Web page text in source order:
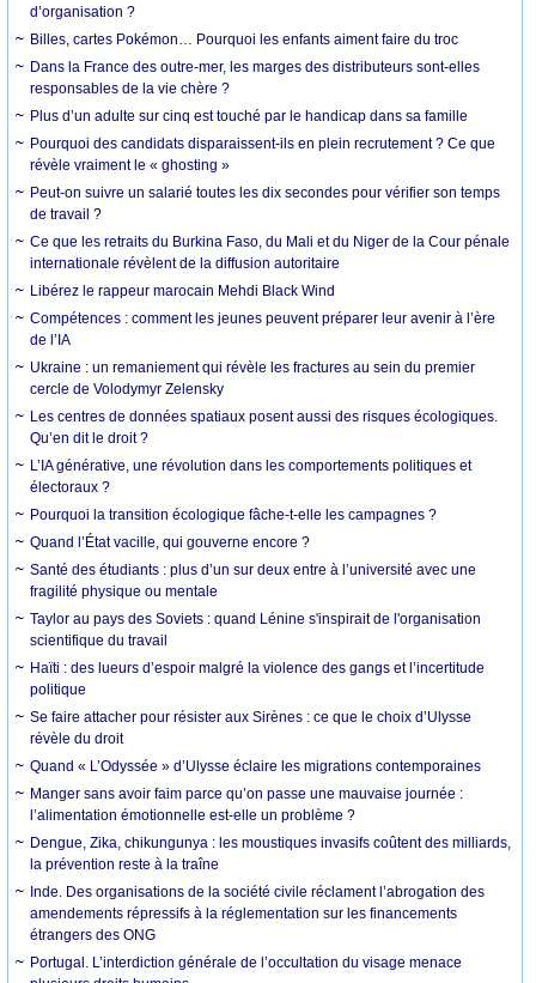
d’organisation ?
Billes, cartes Pokémon… Pourquoi les enfants aiment faire du troc
Dans la France des outre-mer, les marges des distributeurs sont-elles
responsables de la vie chère ?
Plus d’un adulte sur cinq est touché par le handicap dans sa famille
Pourquoi des candidats disparaissent-ils en plein recrutement ? Ce que
révèle vraiment le « ghosting »
Peut-on suivre un salarié toutes les dix secondes pour vérifier son temps
de travail ?
Ce que les retraits du Burkina Faso, du Mali et du Niger de la Cour pénale
internationale révèlent de la diffusion autoritaire
Libérez le rappeur marocain Mehdi Black Wind
Compétences : comment les jeunes peuvent préparer leur avenir à l’ère
de l’IA
Ukraine : un remaniement qui révèle les fractures au sein du premier
cercle de Volodymyr Zelensky
Les centres de données spatiaux posent aussi des risques écologiques.
Qu’en dit le droit ?
L’IA générative, une révolution dans les comportements politiques et
électoraux ?
Pourquoi la transition écologique fâche-t-elle les campagnes ?
Quand l’État vacille, qui gouverne encore ?
Santé des étudiants : plus d’un sur deux entre à l’université avec une
fragilité physique ou mentale
Taylor au pays des Soviets : quand Lénine s'inspirait de l'organisation
scientifique du travail
Haïti : des lueurs d’espoir malgré la violence des gangs et l’incertitude
politique
Se faire attacher pour résister aux Sirènes : ce que le choix d’Ulysse
révèle du droit
Quand « L’Odyssée » d’Ulysse éclaire les migrations contemporaines
Manger sans avoir faim parce qu’on passe une mauvaise journée :
l’alimentation émotionnelle est-elle un problème ?
Dengue, Zika, chikungunya : les moustiques invasifs coûtent des milliards,
la prévention reste à la traîne
Inde. Des organisations de la société civile réclament l’abrogation des
amendements répressifs à la réglementation sur les financements
étrangers des ONG
Portugal. L’interdiction générale de l’occultation du visage menace